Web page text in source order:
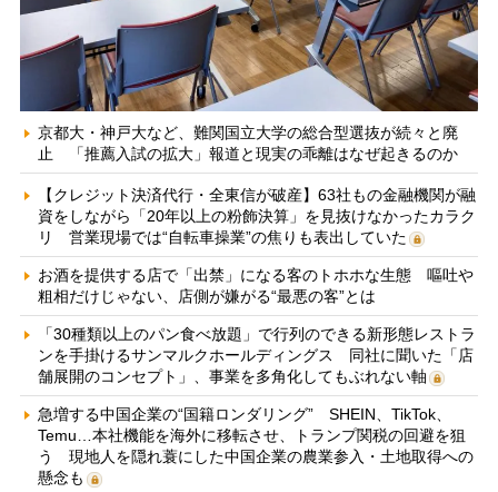
京都大・神戸大など、難関国立大学の総合型選抜が続々と廃
止 「推薦入試の拡大」報道と現実の乖離はなぜ起きるのか
【クレジット決済代行・全東信が破産】63社もの金融機関が融
資をしながら「20年以上の粉飾決算」を見抜けなかったカラク
リ 営業現場では“自転車操業”の焦りも表出していた
お酒を提供する店で「出禁」になる客のトホホな生態 嘔吐や
粗相だけじゃない、店側が嫌がる“最悪の客”とは
「30種類以上のパン食べ放題」で行列のできる新形態レストラ
ンを手掛けるサンマルクホールディングス 同社に聞いた「店
舗展開のコンセプト」、事業を多角化してもぶれない軸
急増する中国企業の“国籍ロンダリング” SHEIN、TikTok、
Temu…本社機能を海外に移転させ、トランプ関税の回避を狙
う 現地人を隠れ蓑にした中国企業の農業参入・土地取得への
懸念も